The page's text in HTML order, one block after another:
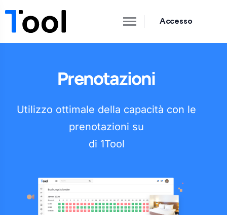
Accesso
Prenotazioni
Utilizzo ottimale della capacità con le
prenotazioni su
di 1Tool